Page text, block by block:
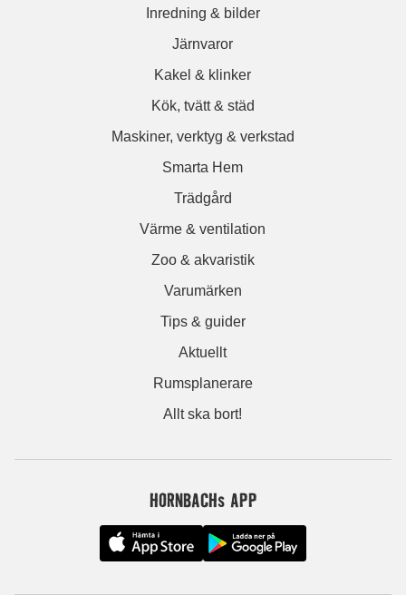
Inredning & bilder
Järnvaror
Kakel & klinker
Kök, tvätt & städ
Maskiner, verktyg & verkstad
Smarta Hem
Trädgård
Värme & ventilation
Zoo & akvaristik
Varumärken
Tips & guider
Aktuellt
Rumsplanerare
Allt ska bort!
HORNBACHs APP